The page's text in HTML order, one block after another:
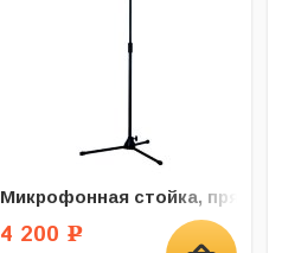
Микрофонная стойка, прямая
4 200 Р